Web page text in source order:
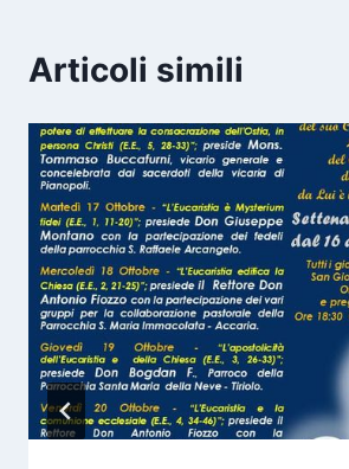
Articoli simili